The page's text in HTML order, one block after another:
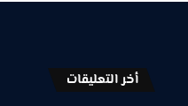
أخر التعليقات